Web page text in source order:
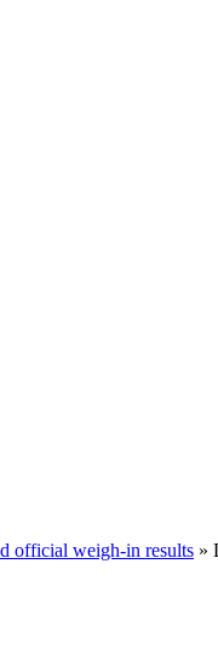
official weigh-in results »